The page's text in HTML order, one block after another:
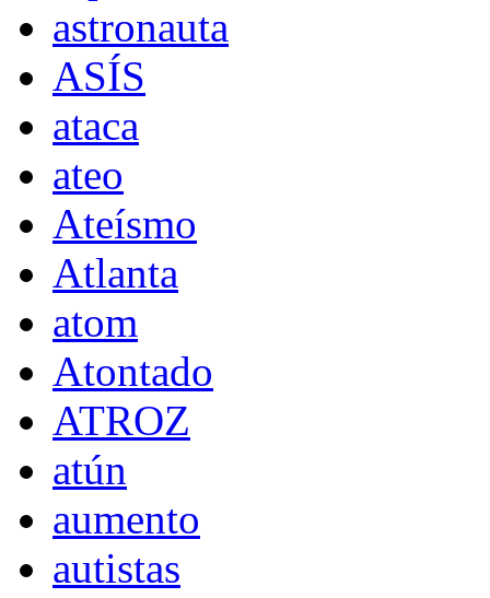
astronauta
ASÍS
ataca
ateo
Ateísmo
Atlanta
atom
Atontado
ATROZ
atún
aumento
autistas